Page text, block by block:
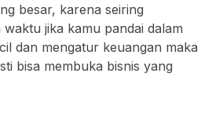
besar, karena seiring
jika kamu pandai dalam
dan mengatur keuangan maka
bisa membuka bisnis yang